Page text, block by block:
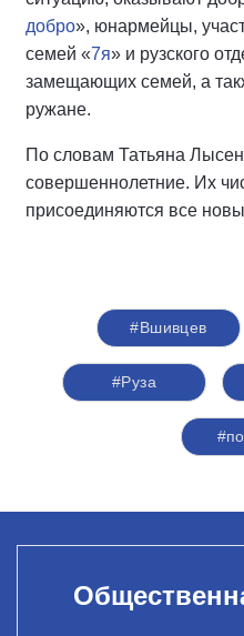
добро», юнармейцы,
семей «7я» и рузского
замещающих семей, а
ружане.
По словам Татьяна
совершеннолетние. Их
присоединяются все
#Вшивцев
#Руза